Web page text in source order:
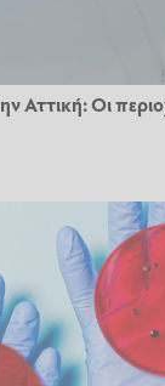
Αττική: Οι